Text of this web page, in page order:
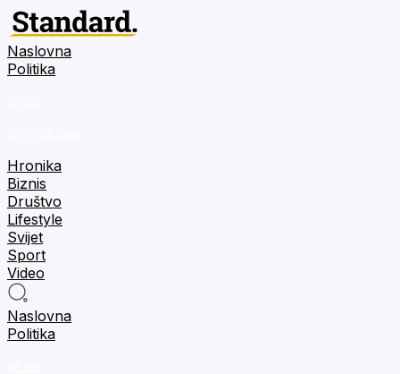
Naslovna
Politika
Hronika
Biznis
Društvo
Lifestyle
Svijet
Sport
Video
Naslovna
Politika